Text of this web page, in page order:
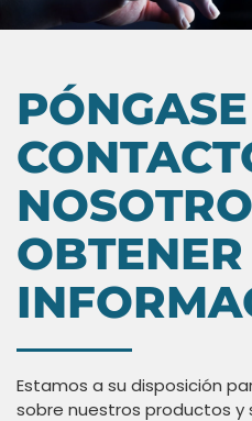
Estamos a su disposición
sobre nuestros productos y